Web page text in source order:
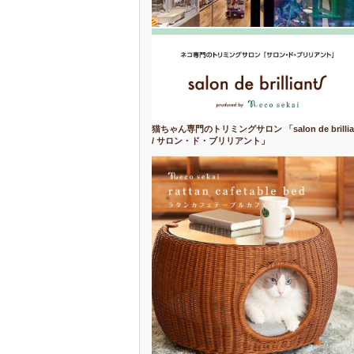
猫ちゃん専門のトリミングサロン 「salon de
/ サロン・ド・ブリリアント」